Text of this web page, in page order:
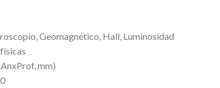
Geomagnético, Hall, Luminosidad
mm)